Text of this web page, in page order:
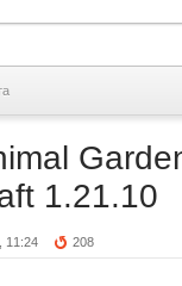
1.21.10
11:24 208